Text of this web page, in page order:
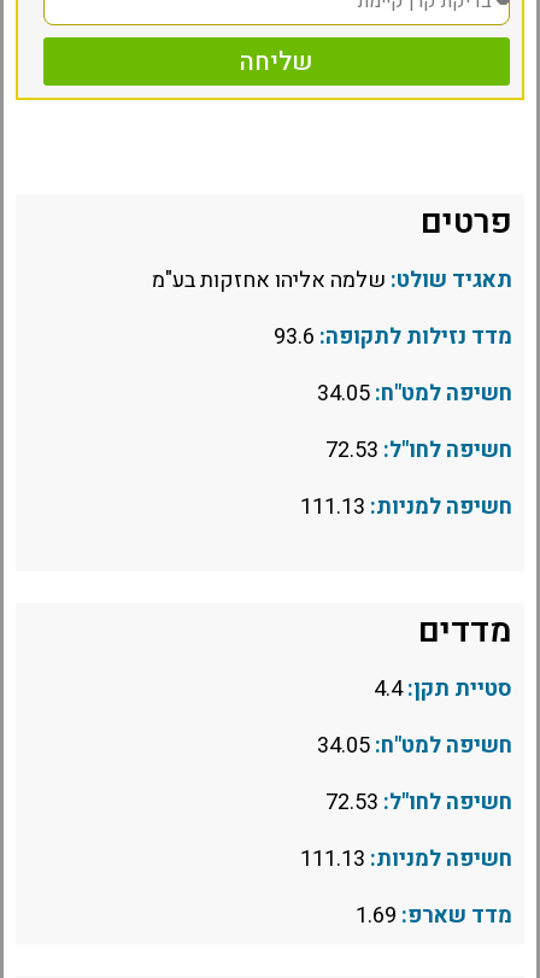
שליחה
פרטים
תאגיד שולט: שלמה אליהו אחזקות בע"מ
מדד נזילות לתקופה:
חשיפה למט"ח:
חשיפה לחו"ל:
חשיפה למניות:
מדדים
סטיית תקן:4.4
חשיפה למט"ח:
חשיפה לחו"ל:
חשיפה למניות:
מדד שארפ: